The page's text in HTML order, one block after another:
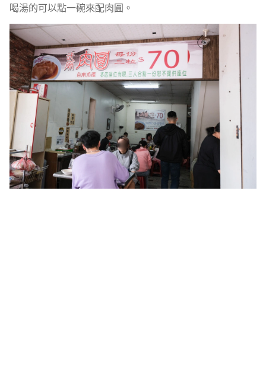
喝湯的可以點一碗來配肉圓。